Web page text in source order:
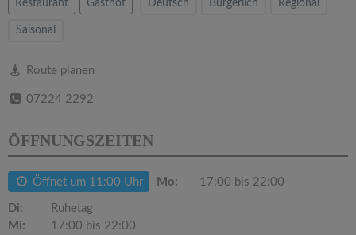
Restaurant Gasthof Deutsch Bürgerlich Regional
Saisonal
Route planen
07224 2292
ÖFFNUNGSZEITEN
Öffnet um 11:00 Uhr Mo: 17:00 bis 22:00
Di:
Ruhetag
Mi:
17:00 bis 22:00
t